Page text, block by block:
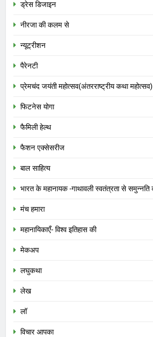
ड्रेस डिजाइन
नीरजा की कलम से
न्यूट्रीशन
पैरेनटी
प्रेमचंद जयंती महोत्सव(अंतरराष्ट्रीय कथा महोत्सव)
फिटनेस योगा
फैमिली हेल्थ
फैशन एक्सेसरीज
बाल साहित्य
भारत के महानायक -गाथावली स्वतंत्रता से समुन्नति
मंच हमारा
महानायिकाएँ- विश्व इतिहास की
मेकअप
लघुकथा
लेख
लॉ
विचार आपका